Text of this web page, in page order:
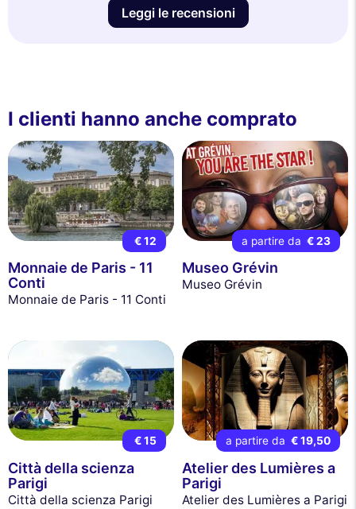
Leggi le recensioni
I clienti hanno anche comprato
€ 12
Monnaie de Paris - 11
Conti
Monnaie de Paris - 11 Conti
a partire da € 23
Museo Grévin
Museo Grévin
€ 15
Città della scienza
Parigi
Città della scienza Parigi
a partire da € 19,50
Atelier des Lumières a
Parigi
Atelier des Lumières a Parigi